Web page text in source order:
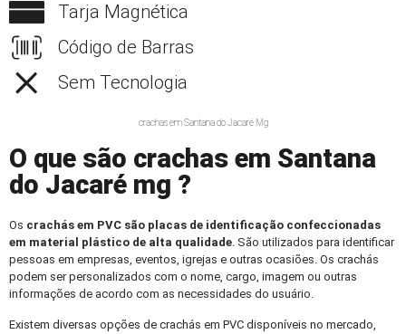
Tarja Magnética
Código de Barras
Sem Tecnologia
crachas em Santana do Jacaré Mg
O que são crachas em Santana
do Jacaré mg ?
Os crachás em PVC são placas de identificação confeccionadas
em material plástico de alta qualidade. São utilizados para identificar
pessoas em empresas, eventos, igrejas e outras ocasiões. Os crachás
podem ser personalizados com o nome, cargo, imagem ou outras
informações de acordo com as necessidades do usuário.
Existem diversas opções de crachás em PVC disponíveis no mercado,